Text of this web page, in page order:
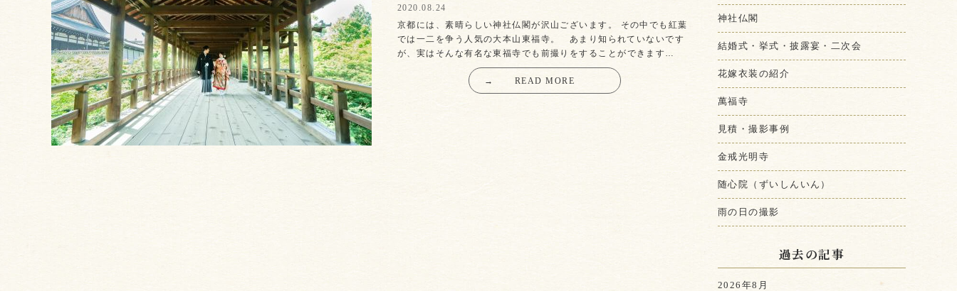
2020.08.24
京都には、素晴らしい神社仏閣が沢山ございます。 その中でも紅葉
では一二を争う人気の大本山東福寺。 あまり知られていないです
が、実はそんな有名な東福寺でも前撮りをすることができます…
→ READ MORE
神社仏閣
結婚式・挙式・披露宴・二次会
花嫁衣装の紹介
萬福寺
見積・撮影事例
金戒光明寺
随心院（ずいしんいん）
雨の日の撮影
過去の記事
2026年8月